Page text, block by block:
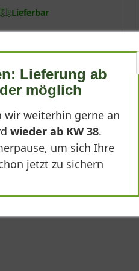
ausdauernde Staude, die
Pflanze erreicht eine Höhe
bildet den idealen
Staude sowohl für die
und robuste Natur
Lieferbar
7,95 €
In den Warenkorb
Lieferung ab
möglich
wir weiterhin gerne an
wieder ab KW 38.
um sich Ihre
jetzt zu sichern